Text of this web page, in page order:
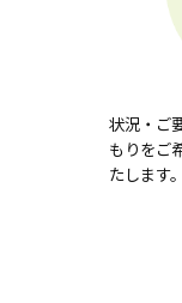
状況・ご
もりをご
たします。